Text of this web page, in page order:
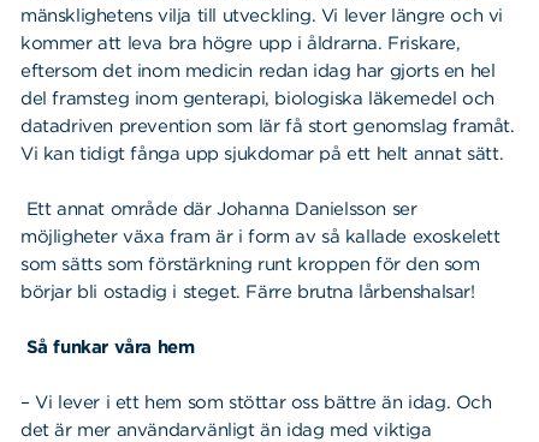
mänsklighetens vilja till utveckling. Vi lever längre och vi
kommer att leva bra högre upp i åldrarna. Friskare,
eftersom det inom medicin redan idag har gjorts en hel
del framsteg inom genterapi, biologiska läkemedel och
datadriven prevention som lär få stort genomslag framåt.
Vi kan tidigt fånga upp sjukdomar på ett helt annat sätt.
Ett annat område där Johanna Danielsson ser
möjligheter växa fram är i form av så kallade exoskelett
som sätts som förstärkning runt kroppen för den som
börjar bli ostadig i steget. Färre brutna lårbenshalsar!
Så funkar våra hem
– Vi lever i ett hem som stöttar oss bättre än idag. Och
det är mer användarvänligt än idag med viktiga